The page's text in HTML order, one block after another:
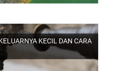
KECIL DAN CARA